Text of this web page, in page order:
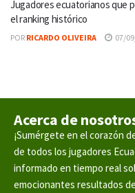
Jugadores ecuatorianos que
el ranking histórico
POR RICARDO OLIVEIRA 07/
Acerca de
¡Sumérgete en el corazón
de todos los jugadores
informado en tiempo real
emocionantes resultados